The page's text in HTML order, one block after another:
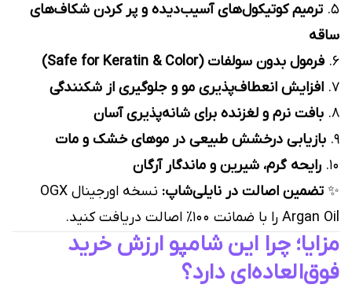
۵. ترمیم کوتیکول‌های آسیب‌دیده و پر کردن شکاف‌های
ساقه
۶. فرمول بدون سولفات (Safe for Keratin & Color)
۷. افزایش انعطاف‌پذیری مو و جلوگیری از شکنندگی
۸. بافت نرم و لغزنده برای شانه‌پذیری آسان
۹. بازیابی درخشش طبیعی در موهای خشک و مات
۱۰. رایحه گرم، شیرین و ماندگار آرگان
✨ تضمین اصالت در نایلی‌شاپ:
نسخه اورجینال OGX
Argan Oil را با ضمانت ۱۰۰٪ اصالت دریافت کنید.
مزایا؛ چرا این شامپو ارزش خرید
فوق‌العاده‌ای دارد؟